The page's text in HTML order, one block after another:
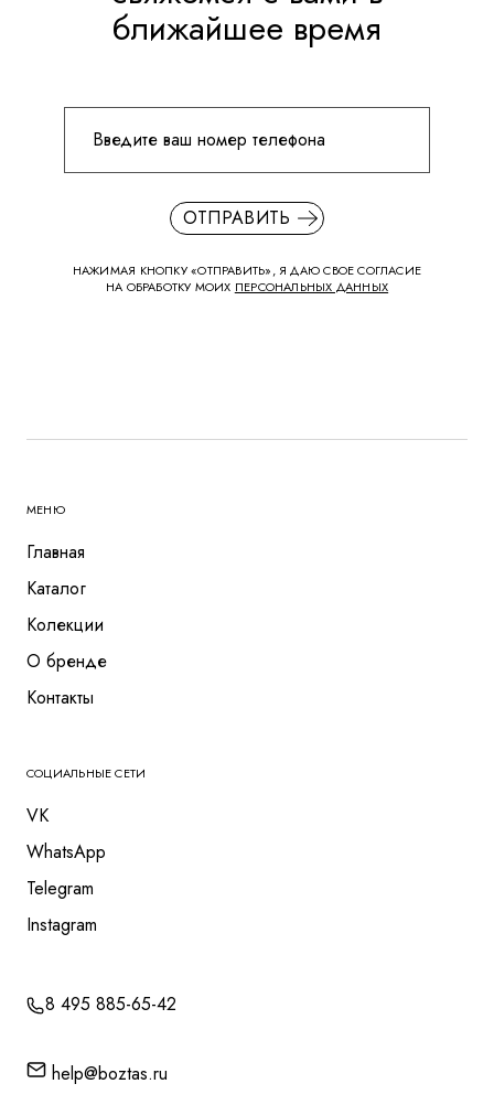
ближайшее время
ОТПРАВИТЬ
НАЖИМАЯ КНОПКУ «ОТПРАВИТЬ», Я ДАЮ СВОЕ СОГЛАСИЕ
НА ОБРАБОТКУ МОИХ ПЕРСОНАЛЬНЫХ ДАННЫХ
МЕНЮ
Главная
Каталог
Колекции
О бренде
Контакты
СОЦИАЛЬНЫЕ СЕТИ
VK
WhatsApp
Telegram
Instagram
8 495 885-65-42
help@boztas.ru